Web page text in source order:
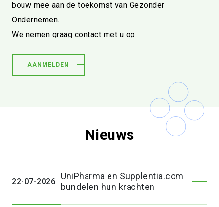
bouw mee aan de toekomst van Gezonder
Ondernemen.
We nemen graag contact met u op.
AANMELDEN
Nieuws
22-07-2026
UniPharma en Supplentia.com
bundelen hun krachten